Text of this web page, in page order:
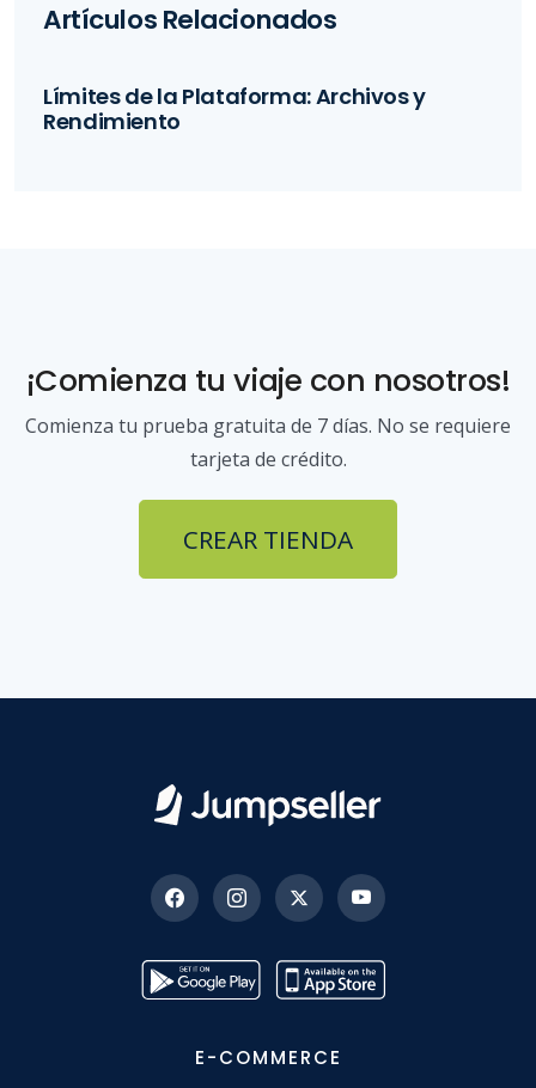
Artículos Relacionados
Límites de la Plataforma: Archivos y
Rendimiento
¡Comienza tu viaje con nosotros!
Comienza tu prueba gratuita de 7 días. No se requiere
tarjeta de crédito.
CREAR TIENDA
E-COMMERCE